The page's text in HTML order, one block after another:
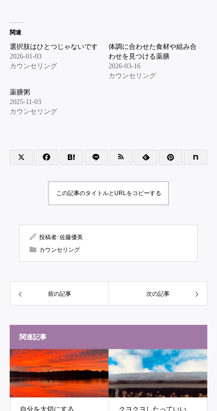
関連
選択肢はひとつじゃないです
2026-01-03
カウンセリング
体調に合わせた食材や組み合
わせを見つける薬膳
2026-03-16
カウンセリング
薬膳粥
2025-11-03
カウンセリング
この記事のタイトルとURLをコピーする
投稿者: 佐藤優美
カウンセリング
前の記事 次の記事
関連記事
自分を大切にする クヨクヨしたっていい